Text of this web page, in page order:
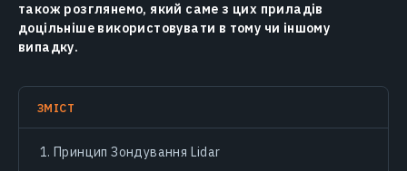
також розглянемо, який саме з цих приладів
доцільніше використовувати в тому чи іншому
випадку.
ЗМІСТ
Принцип Зондування Lidar